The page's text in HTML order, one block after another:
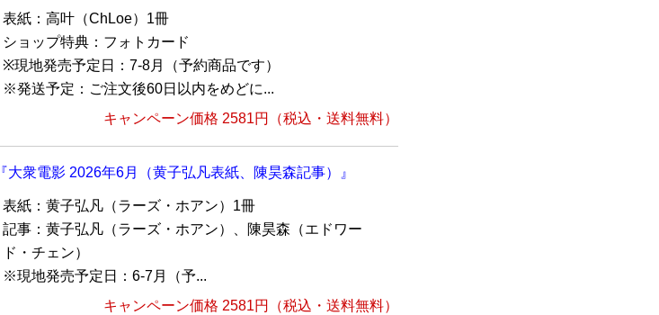
表紙：高叶（ChLoe）1冊
ショップ特典：フォトカード
※現地発売予定日：7-8月（予約商品です）
※発送予定：ご注文後60日以内をめどに...
キャンペーン価格 2581円
（税込・送料無料）
『大衆電影 2026年6月（黄子弘凡表紙、陳昊森記事）』
表紙：黄子弘凡（ラーズ・ホアン）1冊
記事：黄子弘凡（ラーズ・ホアン）、陳昊森（エドワー
ド・チェン）
※現地発売予定日：6-7月（予...
キャンペーン価格 2581円
（税込・送料無料）